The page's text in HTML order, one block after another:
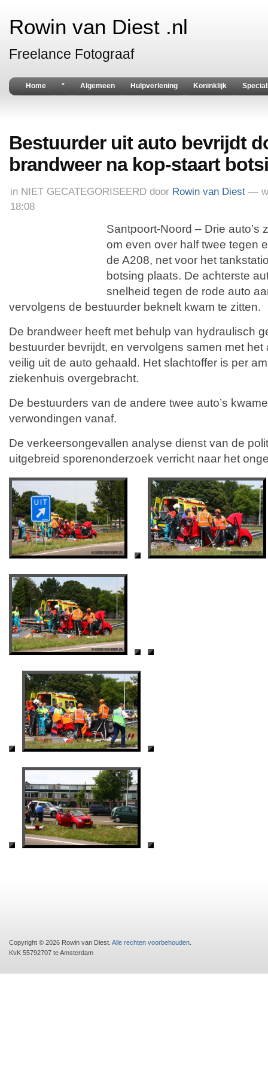
Rowin van Diest .nl
Freelance Fotograaf
Home * Algemeen Hulpverlening Koninklijk
Bestuurder uit auto bevrijdt
brandweer na kop-staart
in NIET GECATEGORISEERD door Rowin van Diest —
18:08
Santpoort-Noord – Drie auto’s
om even over half twee tegen
de A208, net voor het
botsing plaats. De achterste
snelheid tegen de rode auto
vervolgens de bestuurder beknelt kwam te zitten.
De brandweer heeft met behulp van hydraulisch
bestuurder bevrijdt, en vervolgens samen met
veilig uit de auto gehaald. Het slachtoffer is per
ziekenhuis overgebracht.
De bestuurders van de andere twee auto’s
verwondingen vanaf.
De verkeersongevallen analyse dienst van de
uitgebreid sporenonderzoek verricht naar het
Copyright © 2026 Rowin van Diest. Alle rechten voorbehouden
KvK 55792707 te Amsterdam